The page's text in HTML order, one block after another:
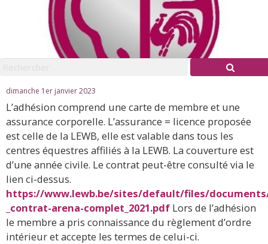
Mon compte
Panier
Contact
dimanche 1er janvier 2023
L’adhésion comprend une carte de membre et une
assurance corporelle. L’assurance = licence proposée
est celle de la LEWB, elle est valable dans tous les
centres équestres affiliés à la LEWB. La couverture est
d’une année civile. Le contrat peut-être consulté via le
lien ci-dessus.
https://www.lewb.be/sites/default/files/
_contrat-arena-complet_2021.pdf Lors de l’adhésion
le membre a pris connaissance du règlement d’ordre
intérieur et accepte les termes de celui-ci.